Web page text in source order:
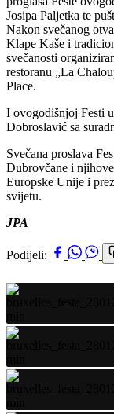
Josipa Paljetka te
Nakon svečanog
Klape Kaše i
svečanosti
restoranu „La
Place.
I ovogodišnjoj Festi
Dobroslavić sa
Svečana proslava
Dubrovčane i
Europske Unije i
svijetu.
JPA
Podijeli: